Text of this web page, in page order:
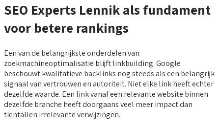
SEO Experts Lennik als fundament
voor betere rankings
Een van de belangrijkste onderdelen van
zoekmachineoptimalisatie blijft linkbuilding. Google
beschouwt kwalitatieve backlinks nog steeds als een belangrijk
signaal van vertrouwen en autoriteit. Niet elke link heeft echter
dezelfde waarde. Een link vanaf een relevante website binnen
dezelfde branche heeft doorgaans veel meer impact dan
tientallen irrelevante verwijzingen.